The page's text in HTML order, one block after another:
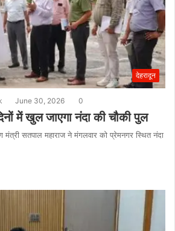
देहरादून
June 30, 2026 0
में खुल जाएगा नंदा की चौकी पुल
मंत्री सतपाल महाराज ने मंगलवार को प्रेमनगर स्थित नंदा